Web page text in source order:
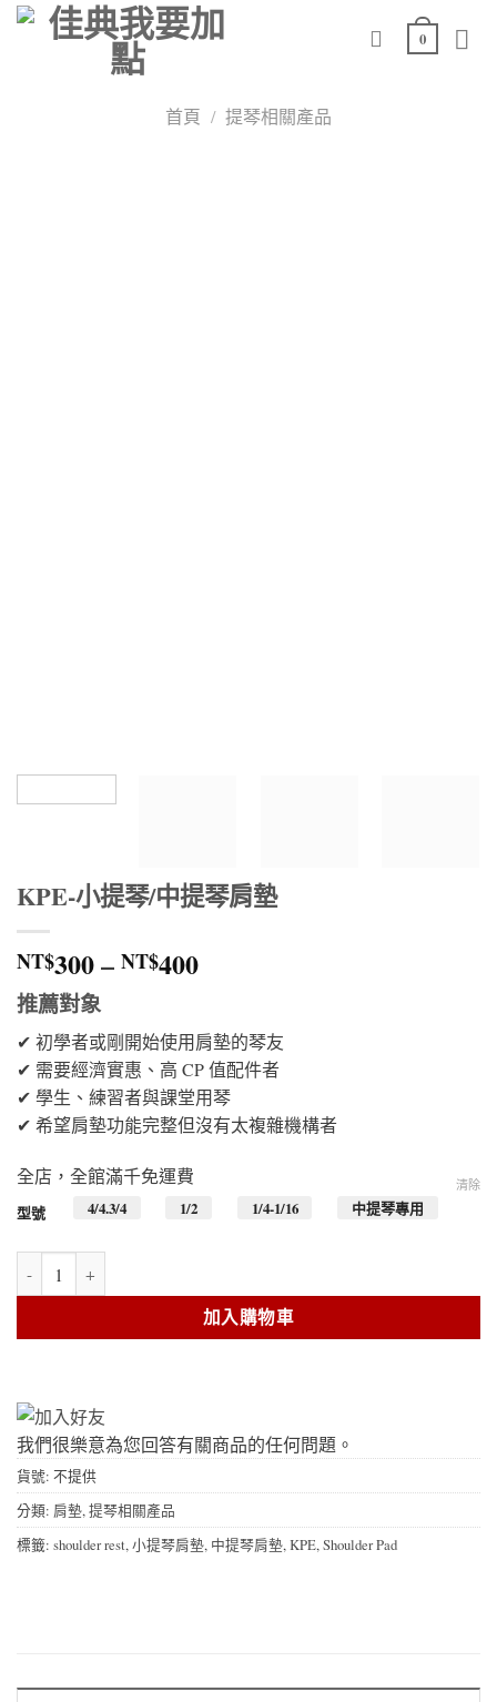
Skip
0
首頁 / 提琴相關產品
KPE-小提琴/中提琴肩墊
NT$300– NT$400價
圍：
NT$300
到
NT$400
推薦對象
✔ 初學者或剛開始使用肩墊的琴友
✔ 需要經濟實惠、高 CP 值配件者
✔ 學生、練習者與課堂用琴
✔ 希望肩墊功能完整但沒有太複雜機構者
全店，全館滿千免運費
型號 4/4.3/4 1/2 1/4-1/16 中提琴專用
清除
加入購物車
我們很樂意為您回答有關商品的任何問題。
貨號: 不提供
分類: 肩墊,提琴相關產品
標籤: shoulder rest,小提琴肩墊, 中提琴肩墊,KPE,Shoulder Pad